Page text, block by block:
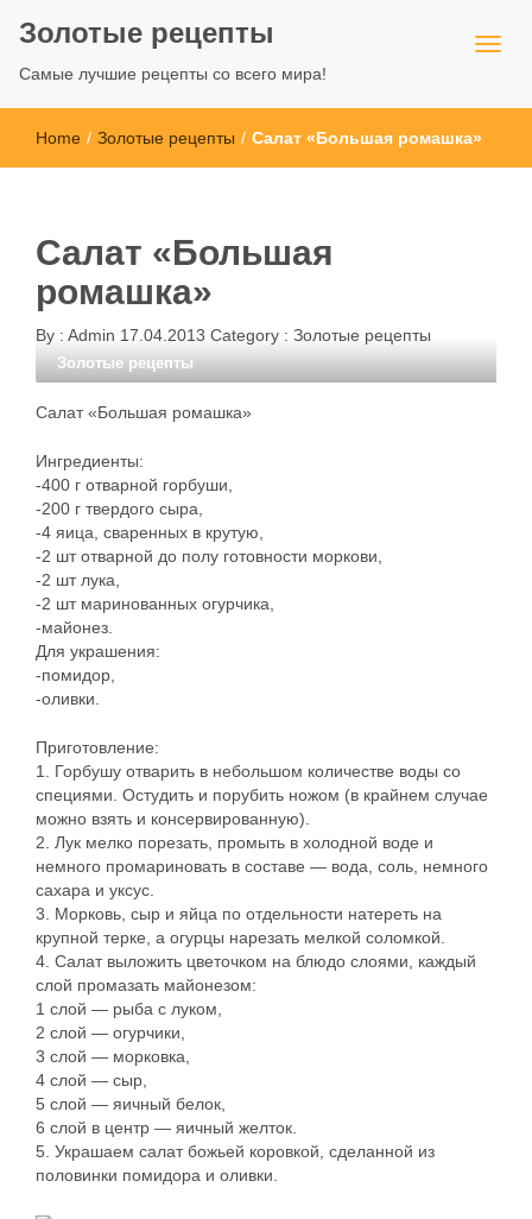
Золотые рецепты
Самые лучшие рецепты со всего мира!
Home / Золотые рецепты / Салат «Большая ромашка»
Салат «Большая
ромашка»
By : Admin 17.04.2013 Category : Золотые рецепты
Золотые рецепты
Салат «Большая ромашка»
Ингредиенты:
-400 г отварной горбуши,
-200 г твердого сыра,
-4 яица, сваренных в крутую,
-2 шт отварной до полу готовности моркови,
-2 шт лука,
-2 шт маринованных огурчика,
-майонез.
Для украшения:
-помидор,
-оливки.
Приготовление:
1. Горбушу отварить в небольшом количестве воды со
специями. Остудить и порубить ножом (в крайнем случае
можно взять и консервированную).
2. Лук мелко порезать, промыть в холодной воде и
немного промариновать в составе — вода, соль, немного
сахара и уксус.
3. Морковь, сыр и яйца по отдельности натереть на
крупной терке, а огурцы нарезать мелкой соломкой.
4. Салат выложить цветочком на блюдо слоями, каждый
слой промазать майонезом:
1 слой — рыба с луком,
2 слой — огурчики,
3 слой — морковка,
4 слой — сыр,
5 слой — яичный белок,
6 слой в центр — яичный желток.
5. Украшаем салат божьей коровкой, сделанной из
половинки помидора и оливки.